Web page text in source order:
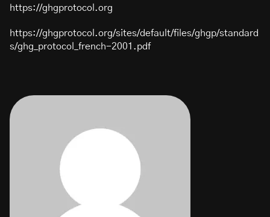
https://ghgprotocol.org
https://ghgprotocol.org/sites/default/files/ghgp/standard
s/ghg_protocol_french-2001.pdf